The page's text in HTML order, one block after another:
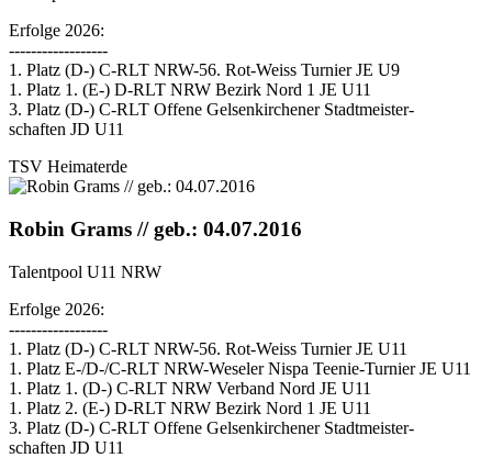
Erfolge 2026:
------------------
1. Platz (D-) C-RLT NRW-56. Rot-Weiss Turnier JE U9
1. Platz 1. (E-) D-RLT NRW Bezirk Nord 1 JE U11
3. Platz (D-) C-RLT Offene Gelsenkirchener Stadtmeister-
schaften JD U11
TSV Heimaterde
Robin Grams // geb.: 04.07.2016
Talentpool U11 NRW
Erfolge 2026:
------------------
1. Platz (D-) C-RLT NRW-56. Rot-Weiss Turnier JE U11
1. Platz E-/D-/C-RLT NRW-Weseler Nispa Teenie-Turnier JE U11
1. Platz 1. (D-) C-RLT NRW Verband Nord JE U11
1. Platz 2. (E-) D-RLT NRW Bezirk Nord 1 JE U11
3. Platz (D-) C-RLT Offene Gelsenkirchener Stadtmeister-
schaften JD U11